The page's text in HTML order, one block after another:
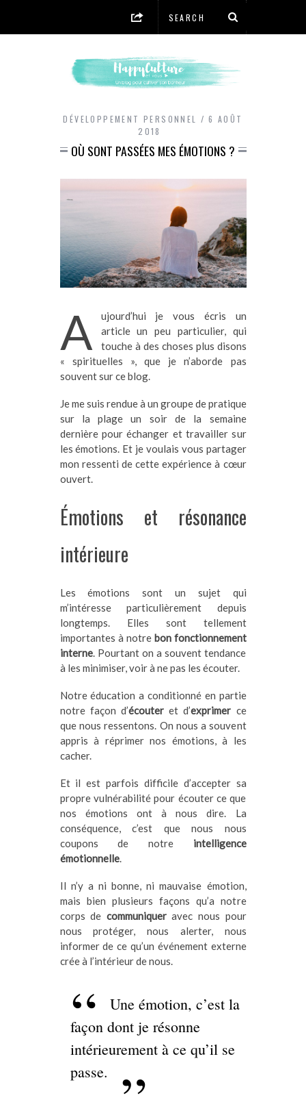
DÉVELOPPEMENT PERSONNEL
6 AOÛT
2018
OÙ SONT PASSÉES MES ÉMOTIONS ?
A
ujourd’hui je vous écris un
article un peu particulier, qui
touche à des choses plus disons
« spirituelles », que je n’aborde pas
souvent sur ce blog.
Je me suis rendue à un groupe de pratique
sur la plage un soir de la semaine
dernière pour échanger et travailler sur
les émotions. Et je voulais vous partager
mon ressenti de cette expérience à cœur
ouvert.
Émotions et résonance
intérieure
Les émotions sont un sujet qui
m’intéresse particulièrement depuis
longtemps. Elles sont tellement
importantes à notre bon fonctionnement
interne. Pourtant on a souvent tendance
à les minimiser, voir à ne pas les écouter.
Notre éducation a conditionné en partie
notre façon d’écouteret d’exprimer ce
que nous ressentons. On nous a souvent
appris à réprimer nos émotions, à les
cacher.
Et il est parfois difficile d’accepter sa
propre vulnérabilité pour écouter ce que
nos émotions ont à nous dire. La
conséquence, c’est que nous nous
coupons de notre intelligence
émotionnelle.
Il n’y a ni bonne, ni mauvaise émotion,
mais bien plusieurs façons qu’a notre
corps de communiqueravec nous pour
nous protéger, nous alerter, nous
informer de ce qu’un événement externe
crée à l’intérieur de nous.
Une émotion, c’est la
façon dont je résonne
intérieurement à ce qu’il se
passe.